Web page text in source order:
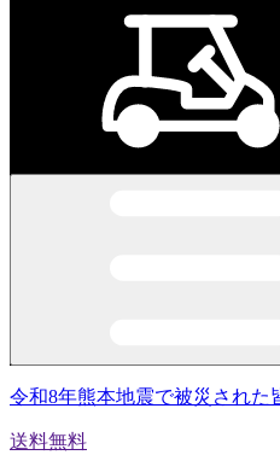
令和8年熊本地震で被災された
送料無料